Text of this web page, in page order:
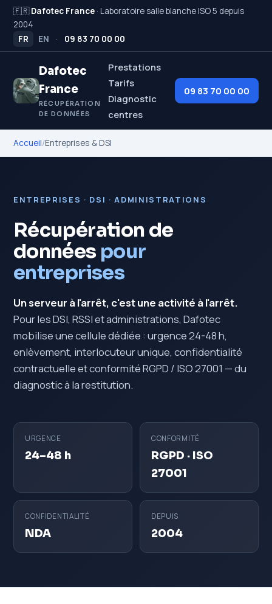
🇫🇷Dafotec France · Laboratoire salle blanche ISO 5 depuis
2004
FR
EN · 09 83 70 00 00
Dafotec
France
RÉCUPÉRATION
DE DONNÉES
Prestations
Tarifs
Diagnostic
centres
09 83 70 00 00
Accueil/Entreprises & DSI
ENTREPRISES · DSI · ADMINISTRATIONS
Récupération de
données pour
entreprises
Un serveur à l'arrêt, c'est une activité à l'arrêt.
Pour les DSI, RSSI et administrations, Dafotec
mobilise une cellule dédiée : urgence 24-48 h,
enlèvement, interlocuteur unique, confidentialité
contractuelle et conformité RGPD / ISO 27001 — du
diagnostic à la restitution.
URGENCE
24–48 h
CONFORMITÉ
RGPD · ISO
27001
CONFIDENTIALITÉ
NDA
DEPUIS
2004